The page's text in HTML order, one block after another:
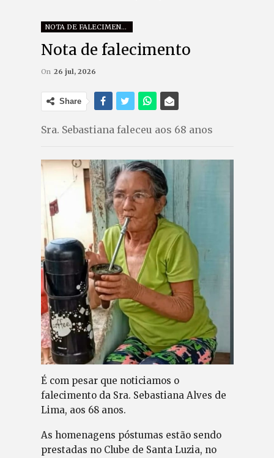
NOTA DE FALECIMENTO
Nota de falecimento
On 26 jul, 2026
Share
Sra. Sebastiana faleceu aos 68 anos
É com pesar que noticiamos o
falecimento da Sra. Sebastiana Alves de
Lima, aos 68 anos.
As homenagens póstumas estão sendo
prestadas no Clube de Santa Luzia, no